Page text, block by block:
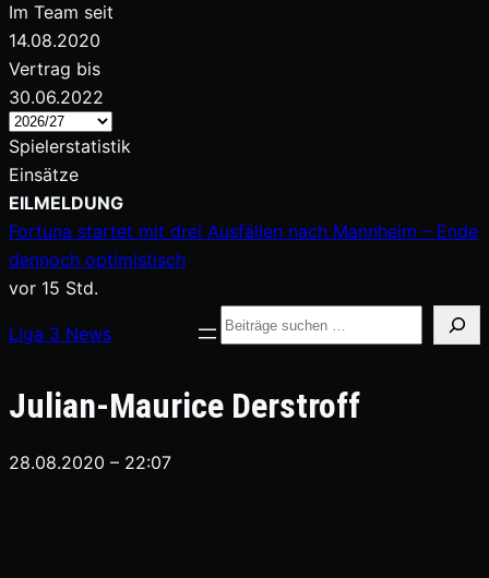
Im Team seit
14.08.2020
Vertrag bis
30.06.2022
Spielerstatistik
Einsätze
Zum
Inhalt
springen
EILMELDUNG
Fortuna startet mit drei Ausfällen nach Mannheim – Ende
dennoch optimistisch
vor 15 Std.
Liga 3 News
Suche
Julian-Maurice Derstroff
28.08.2020 – 22:07